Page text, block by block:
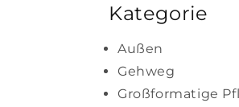
Kategorie
Außen
Gehweg
Großformatige